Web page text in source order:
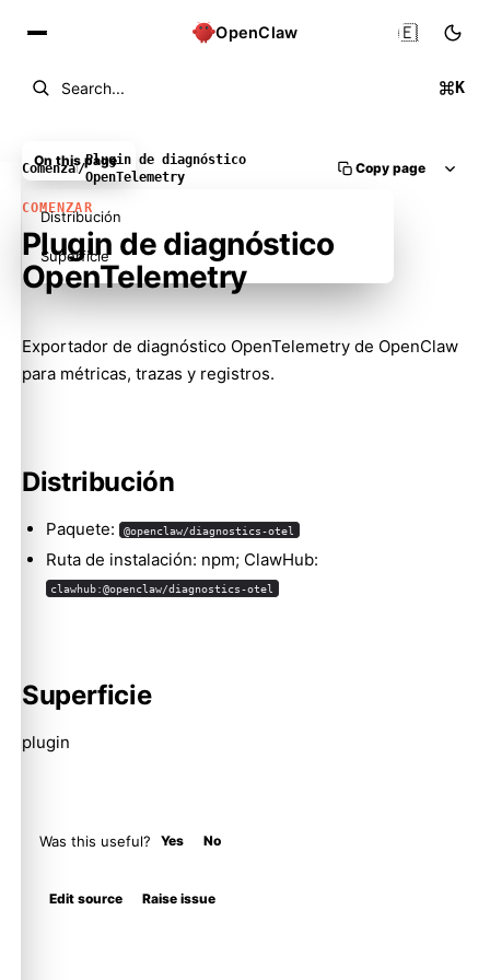
OpenClaw
Search... K
🇪🇸
Comenzar/
Plugin de diagnóstico
OpenTelemetry
Copy page
COMENZAR
Plugin de diagnóstico
OpenTelemetry
Exportador de diagnóstico OpenTelemetry de OpenClaw
para métricas, trazas y registros.
Distribución
Paquete: @openclaw/diagnostics-otel
Ruta de instalación: npm; ClawHub:
clawhub:@openclaw/diagnostics-otel
Superficie
plugin
Was this useful? Yes No
Edit source Raise issue
On this page
Distribución
Superficie
Molty